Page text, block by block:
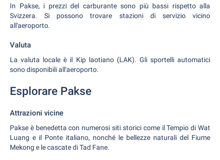
In Pakse, i prezzi del carburante sono più bassi rispetto alla
Svizzera. Si possono trovare stazioni di servizio vicino
all'aeroporto.
Valuta
La valuta locale è il Kip laotiano (LAK). Gli sportelli automatici
sono disponibili all'aeroporto.
Esplorare Pakse
Attrazioni vicine
Pakse è benedetta con numerosi siti storici come il Tempio di Wat
Luang e il Ponte italiano, nonché le bellezze naturali del Fiume
Mekong e le cascate di Tad Fane.